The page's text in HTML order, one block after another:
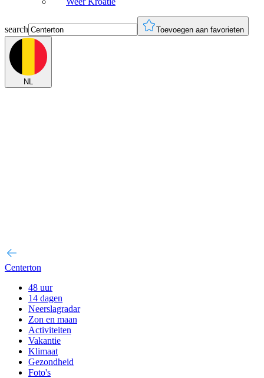
search Toevoegen aan favorieten
NL
Centerton
48 uur
14 dagen
Neerslagradar
Zon en maan
Activiteiten
Vakantie
Klimaat
Gezondheid
Foto's